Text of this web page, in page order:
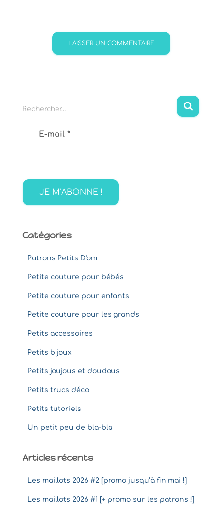
R
e
h
r
Rechercher…
E-mail *
Catégories
Patrons Petits D'om
Petite couture pour bébés
Petite couture pour enfants
Petite couture pour les grands
Petits accessoires
Petits bijoux
Petits joujous et doudous
Petits trucs déco
Petits tutoriels
Un petit peu de bla-bla
Articles récents
Les maillots 2026 #2 [promo jusqu’à fin mai !]
Les maillots 2026 #1 [+ promo sur les patrons !]